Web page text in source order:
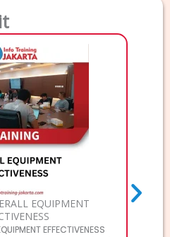
EQUIPMENT
EFFECTIVENESS